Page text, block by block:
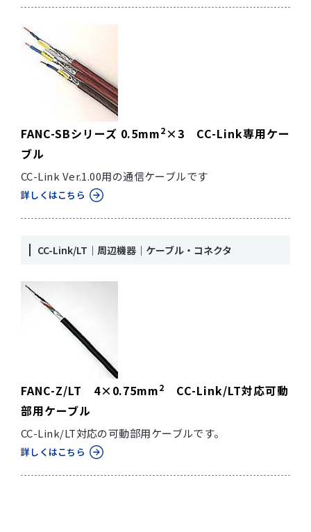
FANC-SBシリーズ 0.5mm2 ×3 CC-Link専用ケー
ブル
CC-Link Ver.1.00用の通信ケーブルです
詳しくはこちら
CC-Link/LT｜周辺機器｜ケーブル・コネクタ
FANC-Z/LT 4×0.75mm2
CC-Link/LT対応可動
部用ケーブル
CC-Link/LT対応の可動部用ケーブルです。
詳しくはこちら